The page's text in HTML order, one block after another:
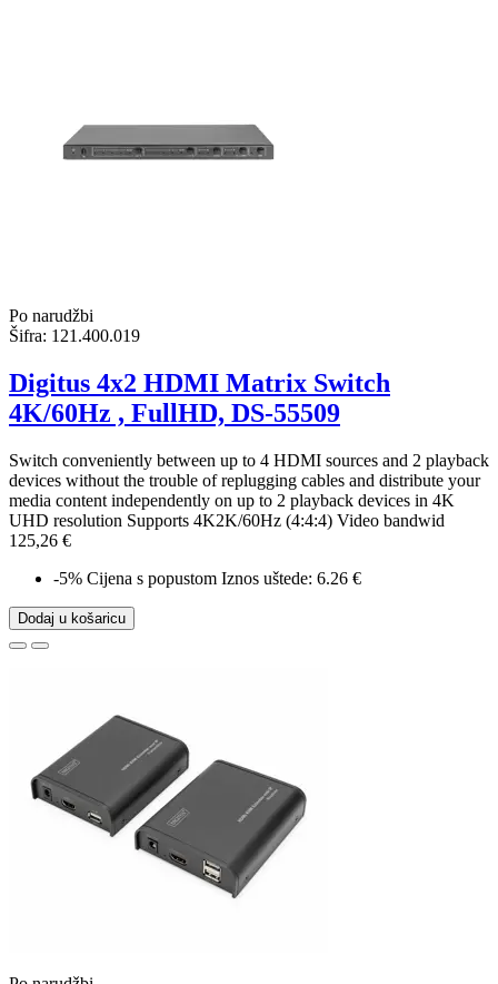
Po narudžbi
Šifra: 121.400.019
Digitus 4x2 HDMI Matrix Switch
4K/60Hz , FullHD, DS-55509
Switch conveniently between up to 4 HDMI sources and 2 playback
devices without the trouble of replugging cables and distribute your
media content independently on up to 2 playback devices in 4K
UHD resolution Supports 4K2K/60Hz (4:4:4) Video bandwid
125,26 €
-5% Cijena s popustom Iznos uštede: 6.26 €
Dodaj u košaricu